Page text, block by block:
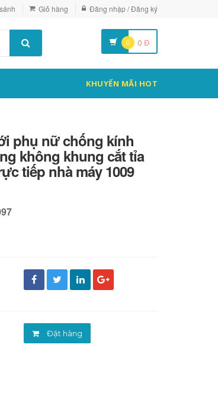
Giỏ hàng Đăng nhập / Đăng ký
0 0 Đ
KHUYẾN MÃI HOT
phụ nữ chống kính
không khung cắt tỉa
tiếp nhà máy 1009
Đặt hàng